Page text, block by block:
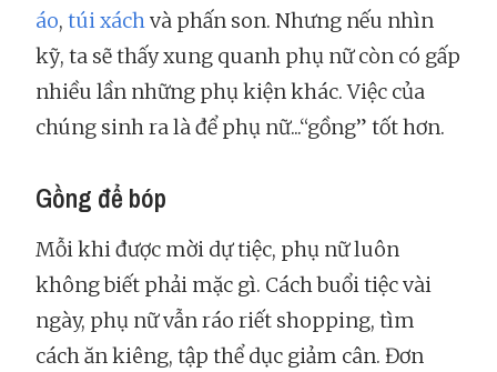
áo, túi xáchvà phấn son. Nhưng nếu nhìn
kỹ, ta sẽ thấy xung quanh phụ nữ còn có gấp
nhiều lần những phụ kiện khác. Việc của
chúng sinh ra là để phụ nữ...“gồng” tốt hơn.
Gồng để bóp
Mỗi khi được mời dự tiệc, phụ nữ luôn
không biết phải mặc gì. Cách buổi tiệc vài
ngày, phụ nữ vẫn ráo riết shopping, tìm
cách ăn kiêng, tập thể dục giảm cân. Đơn